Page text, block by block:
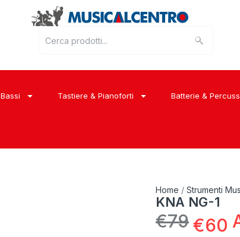
Bassi Tastiere & Pianoforti Batterie &
Home / Strumenti
KNA NG-1
€79€60